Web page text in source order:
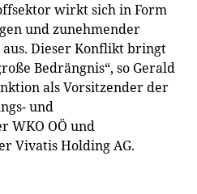
wirkt sich in Form
und zunehmender
Dieser Konflikt bringt
Bedrängnis“, so Gerald
als Vorsitzender der
und
WKO OÖ und
Vivatis Holding AG.